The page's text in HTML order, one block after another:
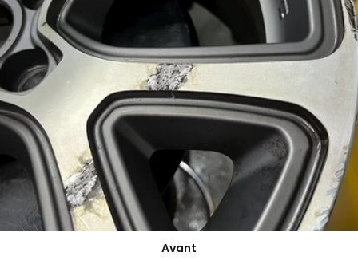
Avant